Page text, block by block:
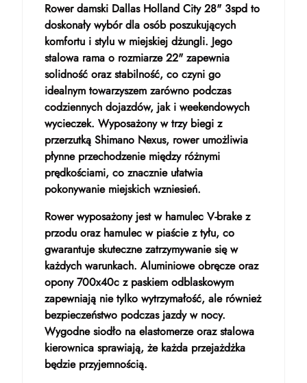
Rower damski Dallas Holland City 28" 3spd to
doskonały wybór dla osób poszukujących
komfortu i stylu w miejskiej dżungli. Jego
stalowa rama o rozmiarze 22" zapewnia
solidność oraz stabilność, co czyni go
idealnym towarzyszem zarówno podczas
codziennych dojazdów, jak i weekendowych
wycieczek. Wyposażony w trzy biegi z
przerzutką Shimano Nexus, rower umożliwia
płynne przechodzenie między różnymi
prędkościami, co znacznie ułatwia
pokonywanie miejskich wzniesień.
Rower wyposażony jest w hamulec V-brake z
przodu oraz hamulec w piaście z tyłu, co
gwarantuje skuteczne zatrzymywanie się w
każdych warunkach. Aluminiowe obręcze oraz
opony 700x40c z paskiem odblaskowym
zapewniają nie tylko wytrzymałość, ale również
bezpieczeństwo podczas jazdy w nocy.
Wygodne siodło na elastomerze oraz stalowa
kierownica sprawiają, że każda przejażdżka
będzie przyjemnością.